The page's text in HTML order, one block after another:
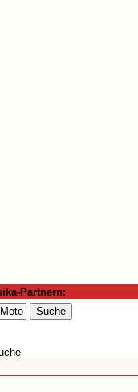
Partnern: